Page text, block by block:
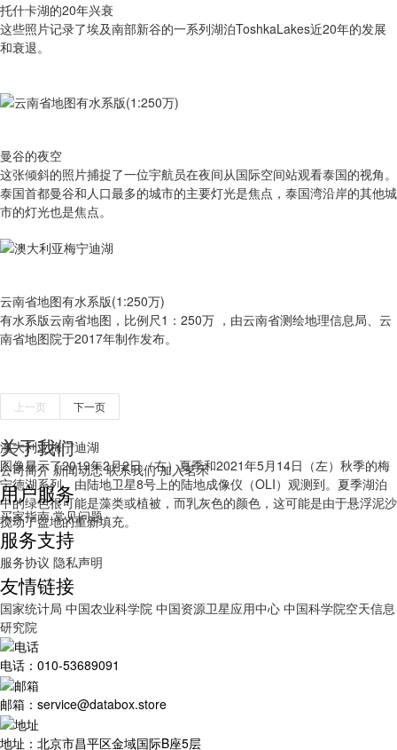
托什卡湖的20年兴衰
这些照片记录了埃及南部新谷的一系列湖泊ToshkaLakes近20年的发展
和衰退。
曼谷的夜空
这张倾斜的照片捕捉了一位宇航员在夜间从国际空间站观看泰国的视角。
泰国首都曼谷和人口最多的城市的主要灯光是焦点，泰国湾沿岸的其他城
市的灯光也是焦点。
云南省地图有水系版(1:250万)
有​水系版云南省地图，比例尺1：250万 ，由云南省测绘地理信息局、云
南省地图院于2017年制作发布。
澳大利亚梅宁迪湖
图像显示了2019年2月2日（右）夏季和2021年5月14日（左）秋季的梅
宁德湖系列，由陆地卫星8号上的陆地成像仪（OLI）观测到。夏季湖泊
中的绿色很可能是藻类或植被，而乳灰色的颜色，这可能是由于悬浮泥沙
搅动了盆地的重新填充。
上一页 下一页
关于我们
公司简介 新闻动态 联系我们 加入茗禾
用户服务
买家指南 常见问题
服务支持
服务协议 隐私声明
友情链接
国家统计局 中国农业科学院 中国资源卫星应用中心 中国科学院空天信息
研究院
电话：010-53689091
邮箱：service@databox.store
地址：北京市昌平区金域国际B座5层